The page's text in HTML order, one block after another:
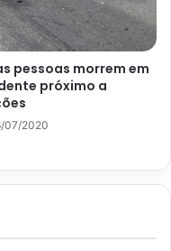
pessoas morrem em
próximo a
07/2020